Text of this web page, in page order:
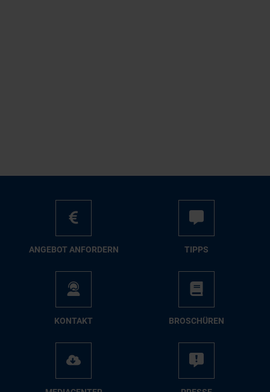
AN­GE­BOT AN­FOR­DERN TIPPS
KON­TAKT BRO­SCHÜ­REN